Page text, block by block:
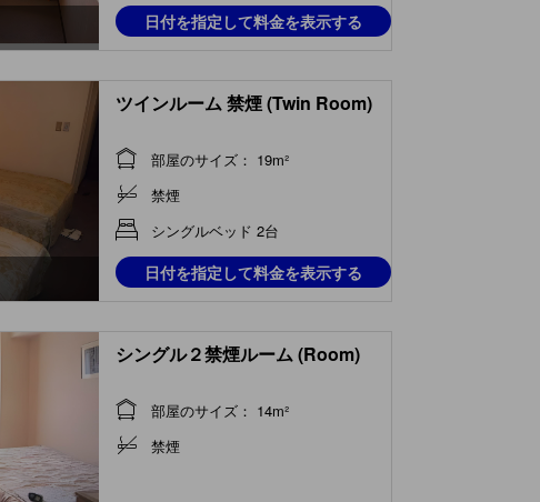
日付を指定して料金を表示する
ツインルーム 禁煙 (Twin Room)
部屋のサイズ： 19m²
禁煙
シングルベッド 2台
日付を指定して料金を表示する
シングル２禁煙ルーム (Room)
部屋のサイズ： 14m²
禁煙